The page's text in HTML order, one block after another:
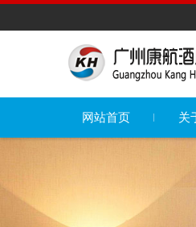
网站首页 关